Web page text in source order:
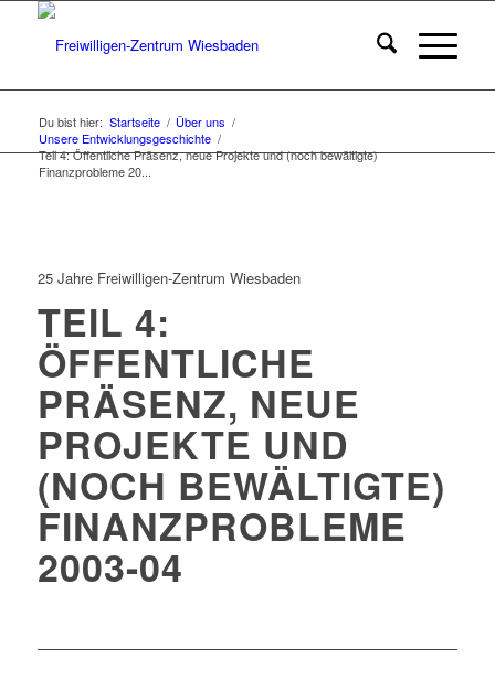
Du bist hier: Startseite / Über uns /
Unsere Entwicklungsgeschichte /
Teil 4: Öffentliche Präsenz, neue Projekte und (noch bewältigte)
Finanzprobleme 20...
25 Jahre Freiwilligen-Zentrum Wiesbaden
TEIL 4:
ÖFFENTLICHE
PRÄSENZ, NEUE
PROJEKTE UND
(NOCH BEWÄLTIGTE)
FINANZPROBLEME
2003-04